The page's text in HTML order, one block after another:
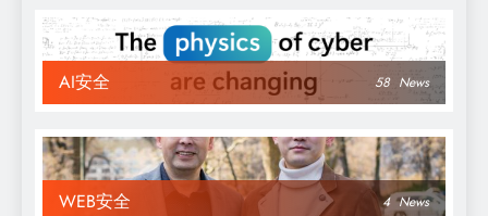
AI安全 58 News
WEB安全 4 News